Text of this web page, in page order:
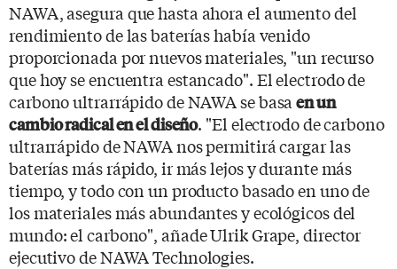
NAWA, asegura que hasta ahora el aumento del
rendimiento de las baterías había venido
proporcionada por nuevos materiales, "un recurso
que hoy se encuentra estancado". El electrodo de
carbono ultrarrápido de NAWA se basaen un
cambio radical en el diseño. "El electrodo de carbono
ultrarrápido de NAWA nos permitirá cargar las
baterías más rápido, ir más lejos y durante más
tiempo, y todo con un producto basado en uno de
los materiales más abundantes y ecológicos del
mundo: el carbono", añade Ulrik Grape, director
ejecutivo de NAWA Technologies.